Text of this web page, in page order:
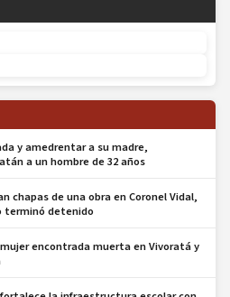
y amedrentar a su madre,
a un hombre de 32 años
chapas de una obra en Coronel Vidal,
terminó detenido
mujer encontrada muerta en Vivoratá y